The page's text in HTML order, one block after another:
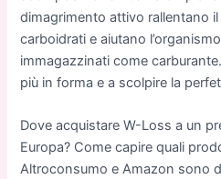
dimagrimento attivo rallentano
carboidrati e aiutano
immagazzinati come
più in forma e a scolpire la
Dove acquistare W-Loss a un
Europa? Come capire quali
Altroconsumo e Amazon sono